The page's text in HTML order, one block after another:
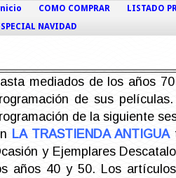
COMO COMPRAR LISTADO
NAVIDAD
mediados de los años
de sus
de la siguiente
LA TRASTIENDA ANTIGUA
y Ejemplares
años 40 y 50. Los